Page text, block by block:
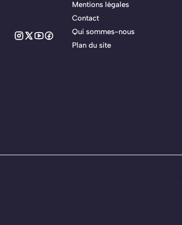
Mentions légales
Contact
Qui sommes-nous
Plan du site